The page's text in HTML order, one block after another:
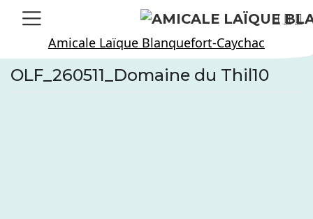
Skip
Amicale Laïque Blanquefort-Caychac
OLF_260511_Domaine du Thil10